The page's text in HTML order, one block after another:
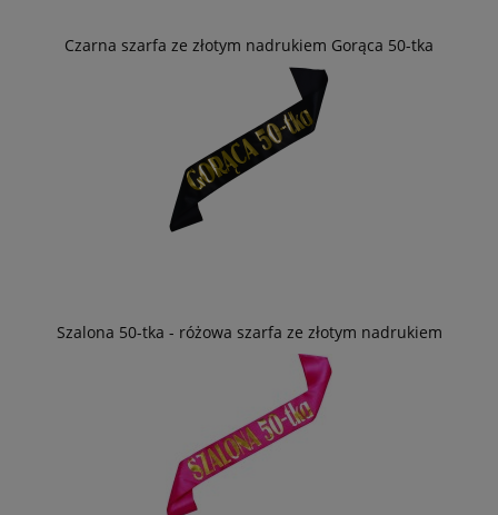
Czarna szarfa ze złotym nadrukiem Gorąca 50-tka
Szalona 50-tka - różowa szarfa ze złotym nadrukiem